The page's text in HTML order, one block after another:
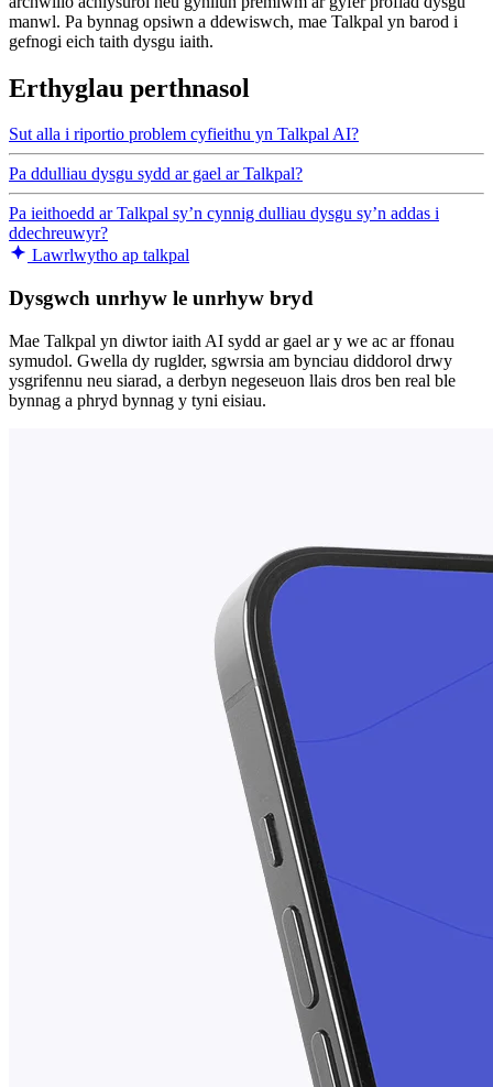
manwl. Pa bynnag opsiwn a ddewiswch, mae Talkpal yn barod i
gefnogi eich taith dysgu iaith.
Erthyglau perthnasol
Sut alla i riportio problem cyfieithu yn Talkpal AI?
Pa ddulliau dysgu sydd ar gael ar Talkpal?
Pa ieithoedd ar Talkpal sy’n cynnig dulliau dysgu sy’n addas i
ddechreuwyr?
Lawrlwytho ap talkpal
Dysgwch unrhyw le unrhyw bryd
Mae Talkpal yn diwtor iaith AI sydd ar gael ar y we ac ar ffonau
symudol. Gwella dy ruglder, sgwrsia am bynciau diddorol drwy
ysgrifennu neu siarad, a derbyn negeseuon llais dros ben real ble
bynnag a phryd bynnag y tyni eisiau.